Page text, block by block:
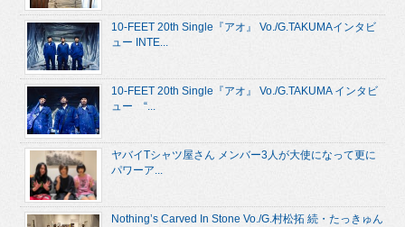
10-FEET 20th Single『アオ』 Vo./G.TAKUMAインタビ
ュー INTE...
10-FEET 20th Single『アオ』 Vo./G.TAKUMA インタビ
ュー “...
ヤバイTシャツ屋さん メンバー3人が大使になって更に
パワーア...
Nothing’s Carved In Stone Vo./G.村松拓 続・たっきゅん